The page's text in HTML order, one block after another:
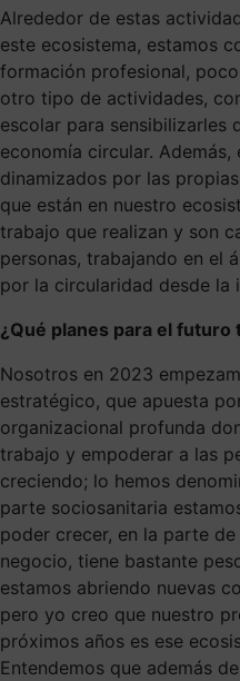
Alrededor de estas
este ecosistema, estamos
formación profesional,
otro tipo de actividades,
escolar para sensibilizarles
economía circular. Además,
dinamizados por las
que están en nuestro
trabajo que realizan y son
personas, trabajando en el
por la circularidad desde la
¿Qué planes para el futuro
Nosotros en 2023
estratégico, que apuesta
organizacional profunda
trabajo y empoderar a las
creciendo; lo hemos
parte sociosanitaria
poder crecer, en la parte
negocio, tiene bastante
estamos abriendo nuevas
pero yo creo que nuestro
próximos años es ese
Entendemos que además